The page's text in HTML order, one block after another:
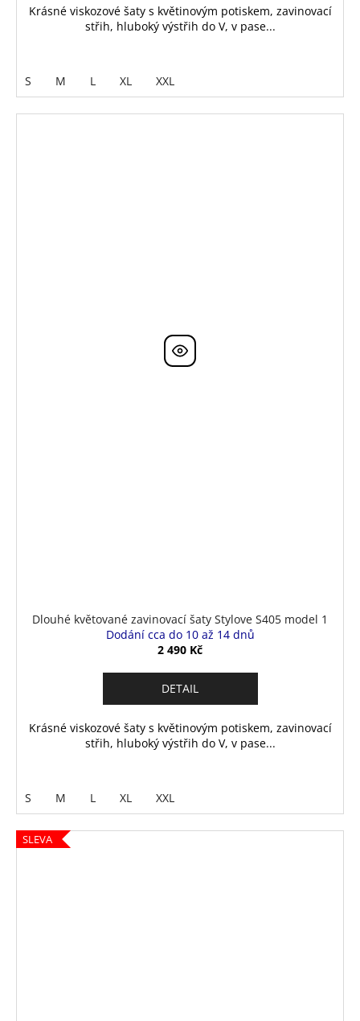
Krásné viskozové šaty s květinovým potiskem, zavinovací
střih, hluboký výstřih do V, v pase...
S M L XL XXL
Dlouhé květované zavinovací šaty Stylove S405 model 1
Dodání cca do 10 až 14 dnů
2 490 Kč
DETAIL
Krásné viskozové šaty s květinovým potiskem, zavinovací
střih, hluboký výstřih do V, v pase...
S M L XL XXL
SLEVA